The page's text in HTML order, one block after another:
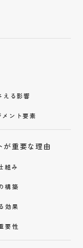
る影響
ント要素
が重要な理由
組み
構築
効果
要性